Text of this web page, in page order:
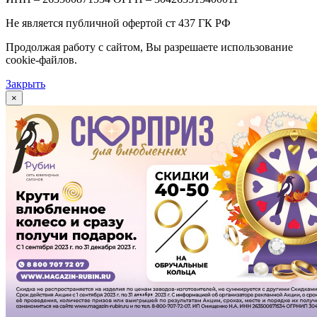
Не является публичной офертой ст 437 ГК РФ
Продолжая работу с сайтом, Вы разрешаете использование
cookie-файлов.
Закрыть
×